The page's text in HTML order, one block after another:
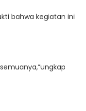
bahwa kegiatan ini